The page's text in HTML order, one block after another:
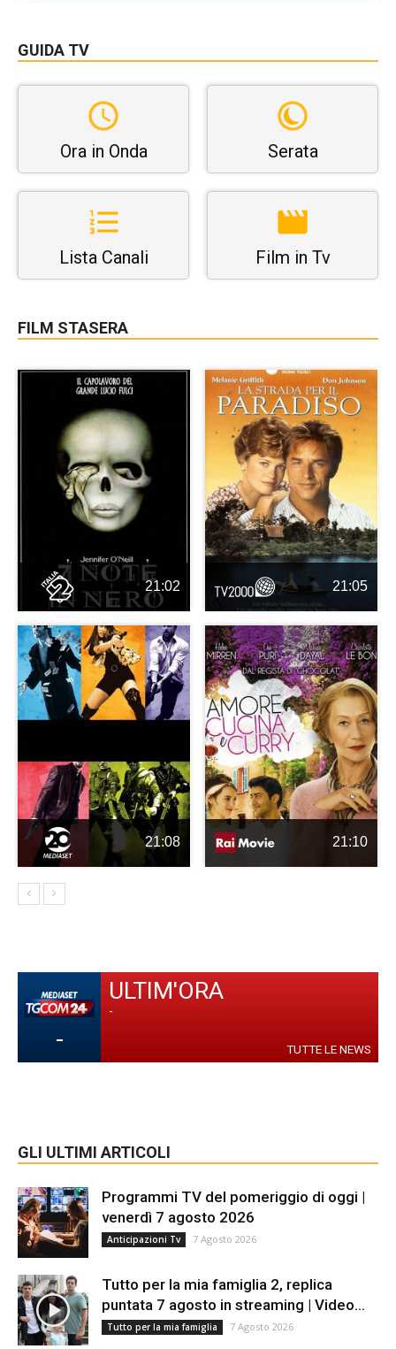
GUIDA TV
Ora in Onda Serata
Lista Canali Film in Tv
FILM STASERA
21:02 21:05
21:08 21:10
-
ULTIM'ORA
-
TUTTE LE NEWS
GLI ULTIMI ARTICOLI
Programmi TV del pomeriggio di oggi |
venerdì 7 agosto 2026
Anticipazioni Tv 7 Agosto 2026
Tutto per la mia famiglia 2, replica
puntata 7 agosto in streaming | Video...
Tutto per la mia famiglia 7 Agosto 2026